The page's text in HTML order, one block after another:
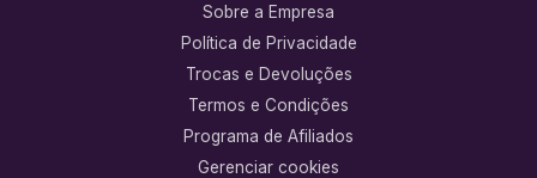
Sobre a Empresa
Política de Privacidade
Trocas e Devoluções
Termos e Condições
Programa de Afiliados
Gerenciar cookies